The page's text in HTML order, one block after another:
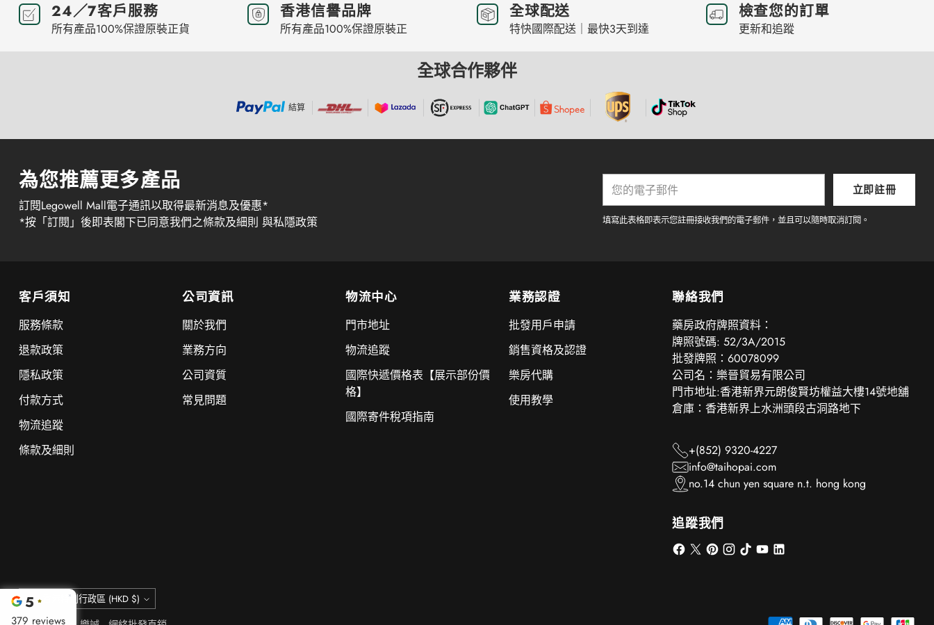
24／7客戶服務
所有產品100%保證原裝正貨
香港信譽品牌
所有產品100%保證原裝正
全球配送
特快國際配送｜最快3天到達
檢查您的訂單
更新和追蹤
全球合作夥伴
結算
為您推薦更多產品
訂閱Legowell Mall電子通訊以取得最新消息及優惠*
*按「訂閱」後即表閣下已同意我們之條款及細則 與私隱政策
的
電
立即註冊
填寫此表格即表示您註冊接收我們的電子郵件，並且可以隨時取消訂閱。
客戶須知
服務條款
退款政策
隱私政策
付款方式
物流追蹤
條款及細則
公司資訊
關於我們
業務方向
公司資質
常見問題
物流中心
門市地址
物流追蹤
國際快遞價格表【展示部份價
格】
國際寄件稅項指南
業務認證
批發用戶申請
銷售資格及認證
樂房代購
使用教學
聯絡我們
‎藥房政府牌照資料：
牌照號碼: 52/3A/2015
批發牌照：60078099
公司名：樂晉貿易有限公司
門市地址:香港新界元朗俊賢坊權益大樓14號地舖
倉庫：香港新界上水洲頭段古洞路地下
+(852) 9320-4227
info@taihopai.com
no.14 chun yen square n.t. hong kong
追蹤我們
貨
幣
香港特別行政區 (HKD $)